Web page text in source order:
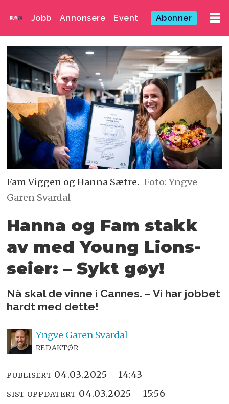
Jobb Annonsere Event Abonner
Fam Viggen og Hanna Sætre. Foto: Yngve
Garen Svardal
Hanna og Fam stakk
av med Young Lions-
seier: – Sykt gøy!
Nå skal de vinne i Cannes. – Vi har jobbet
hardt med dette!
Yngve Garen Svardal
REDAKTØR
PUBLISERT 04.03.2025 - 14:43
SIST OPPDATERT 04.03.2025 - 15:56